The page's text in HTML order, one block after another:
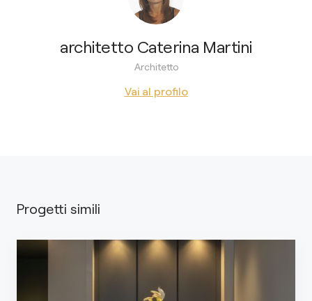
architetto Caterina Martini
Architetto
Vai al profilo
Progetti simili